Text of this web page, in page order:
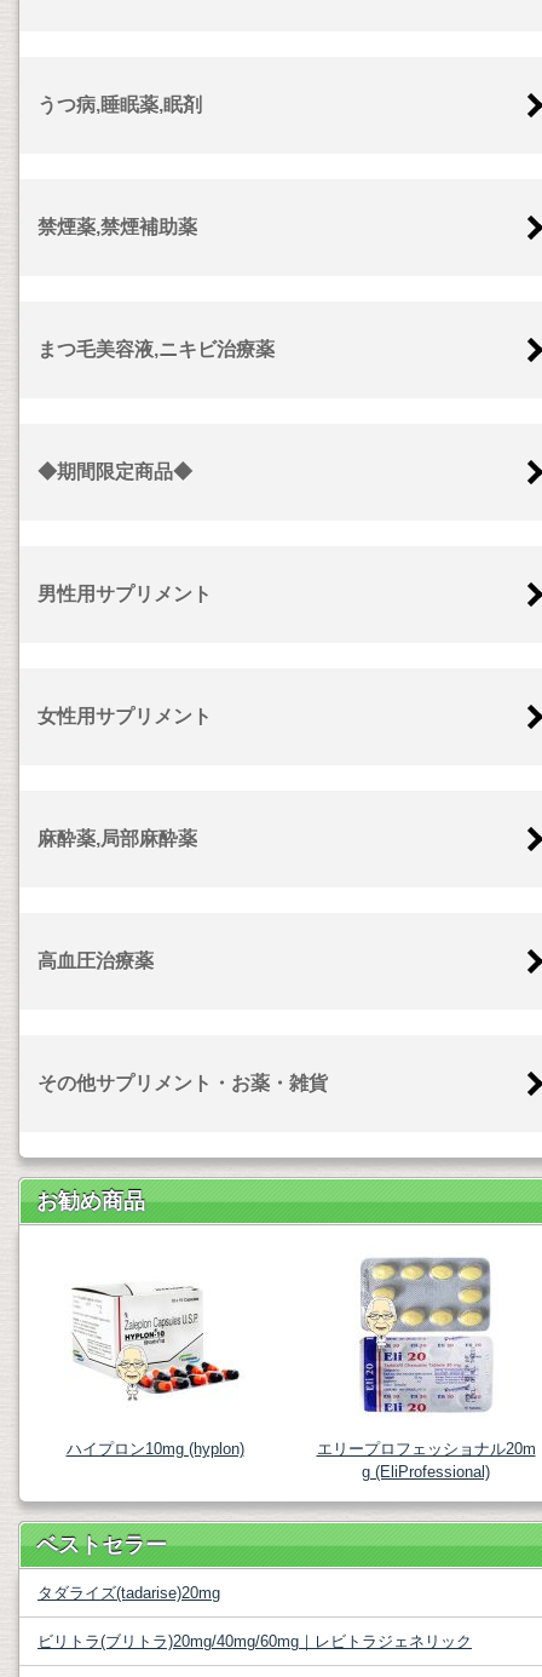
うつ病,睡眠薬,眠剤
禁煙薬,禁煙補助薬
まつ毛美容液,ニキビ治療薬
◆期間限定商品◆
男性用サプリメント
女性用サプリメント
麻酔薬,局部麻酔薬
高血圧治療薬
その他サプリメント・お薬・雑貨
お勧め商品
ハイプロン10mg (hyplon)
エリープロフェッショナル20m
g (EliProfessional)
ベストセラー
タダライズ(tadarise)20mg
ビリトラ(ブリトラ)20mg/40mg/60mg｜レビトラジェネリック